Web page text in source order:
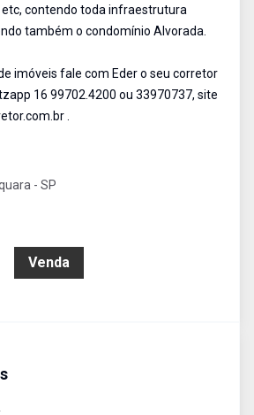
etc, contendo toda infraestrutura
também o condomínio Alvorada.
imóveis fale com Eder o seu corretor
16 99702.4200 ou 33970737, site
.
- SP
Venda